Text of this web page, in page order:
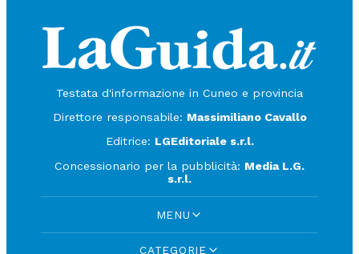
Testata d'informazione in Cuneo e provincia
Direttore responsabile: Massimiliano Cavallo
Editrice: LGEditoriale s.r.l.
Concessionario per la pubblicità: Media L.G.
s.r.l.
MENU
CATEGORIE